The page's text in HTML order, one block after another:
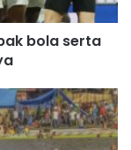
bola serta